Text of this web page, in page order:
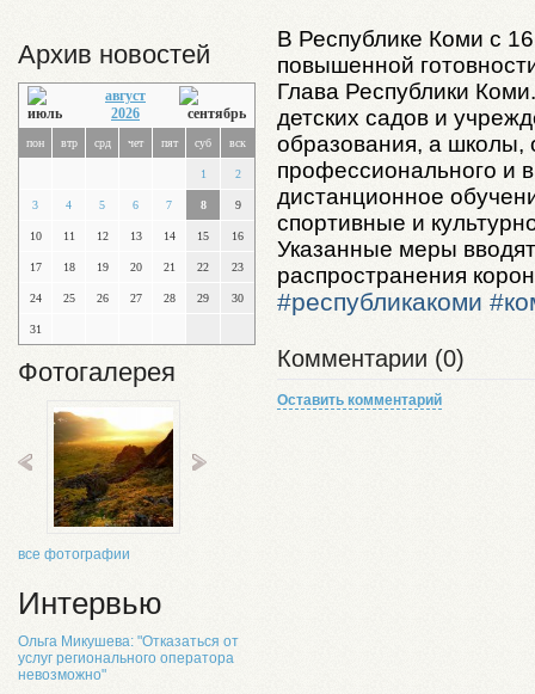
Архив новостей
август
2026
пон втр срд чет пят суб вск
1 2
3 4 5 6 7 8 9
10 11 12 13 14 15 16
17 18 19 20 21 22 23
24 25 26 27 28 29 30
31
Фотогалерея
все фотографии
Интервью
Ольга Микушева: "Отказаться от
услуг регионального оператора
невозможно"
В Республике Коми с
повышенной
Глава Республики
детских садов и
образования, а школы,
профессионального и
дистанционное
спортивные и
Указанные меры
распространения
#республикакоми
Комментарии (0)
Оставить комментарий